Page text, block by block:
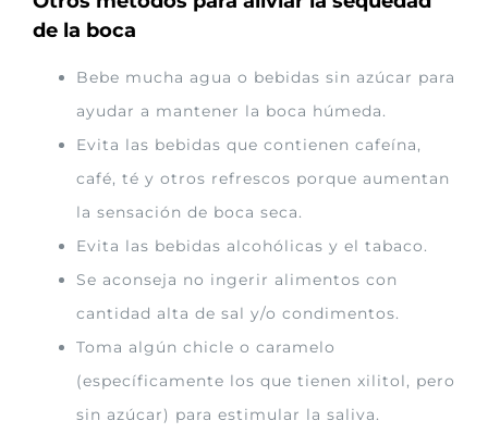
de la boca
Bebe mucha agua o bebidas sin azúcar para
ayudar a mantener la boca húmeda.
Evita las bebidas que contienen cafeína,
café, té y otros refrescos porque aumentan
la sensación de boca seca.
Evita las bebidas alcohólicas y el tabaco.
Se aconseja no ingerir alimentos con
cantidad alta de sal y/o condimentos.
Toma algún chicle o caramelo
(específicamente los que tienen xilitol, pero
sin azúcar) para estimular la saliva.